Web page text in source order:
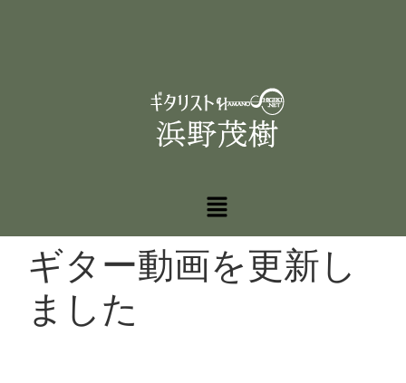
ギター動画を更新し
ました